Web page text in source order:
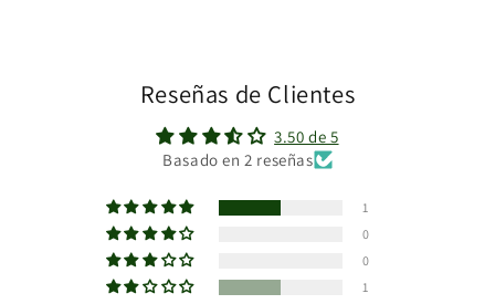
Reseñas de Clientes
3.50 de 5
Basado en 2 reseñas
1
0
0
1